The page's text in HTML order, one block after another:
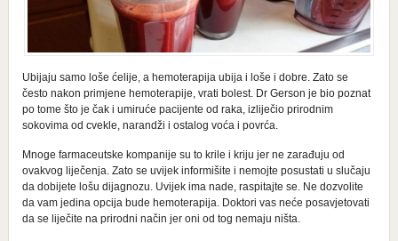
Ubijaju samo loše ćelije, a hemoterapija ubija i loše i dobre. Zato se
često nakon primjene hemoterapije, vrati bolest. Dr Gerson je bio poznat
po tome što je čak i umiruće pacijente od raka, izliječio prirodnim
sokovima od cvekle, narandži i ostalog voća i povrća.
Mnoge farmaceutske kompanije su to krile i kriju jer ne zarađuju od
ovakvog liječenja. Zato se uvijek informišite i nemojte posustati u slučaju
da dobijete lošu dijagnozu. Uvijek ima nade, raspitajte se. Ne dozvolite
da vam jedina opcija bude hemoterapija. Doktori vas neće posavjetovati
da se liječite na prirodni način jer oni od tog nemaju ništa.